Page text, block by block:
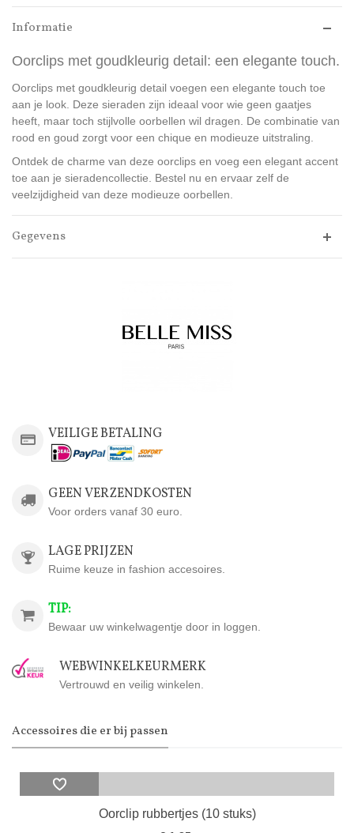
Informatie
Oorclips met goudkleurig detail: een elegante touch.
Oorclips met goudkleurig detail voegen een elegante touch toe
aan je look. Deze sieraden zijn ideaal voor wie geen gaatjes
heeft, maar toch stijlvolle oorbellen wil dragen. De combinatie van
rood en goud zorgt voor een chique en modieuze uitstraling.
Ontdek de charme van deze oorclips en voeg een elegant accent
toe aan je sieradencollectie. Bestel nu en ervaar zelf de
veelzijdigheid van deze modieuze oorbellen.
Gegevens
VEILIGE BETALING
GEEN VERZENDKOSTEN
Voor orders vanaf 30 euro.
LAGE PRIJZEN
Ruime keuze in fashion accesoires.
TIP:
Bewaar uw winkelwagentje door in loggen.
WEBWINKELKEURMERK
Vertrouwd en veilig winkelen.
Accessoires die er bij passen
Oorclip rubbertjes (10 stuks)